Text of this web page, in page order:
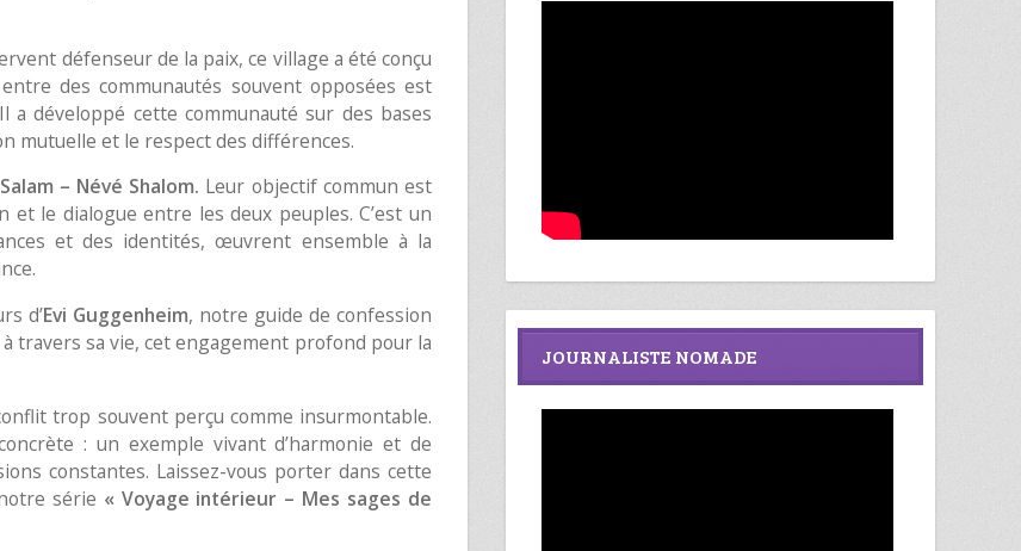
défenseur de la paix, ce village a été conçu
des communautés souvent opposées est
a développé cette communauté sur des bases
mutuelle et le respect des différences.
– Névé Shalom. Leur objectif commun est
et le dialogue entre les deux peuples. C’est un
et des identités, œuvrent ensemble à la
d’Evi Guggenheim, notre guide de confession
travers sa vie, cet engagement profond pour la
trop souvent perçu comme insurmontable.
: un exemple vivant d’harmonie et de
constantes. Laissez-vous porter dans cette
série « Voyage intérieur – Mes sages de
JOURNALISTE NOMADE